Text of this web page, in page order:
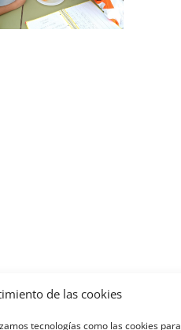
de las cookies
tecnologías como las cookies para